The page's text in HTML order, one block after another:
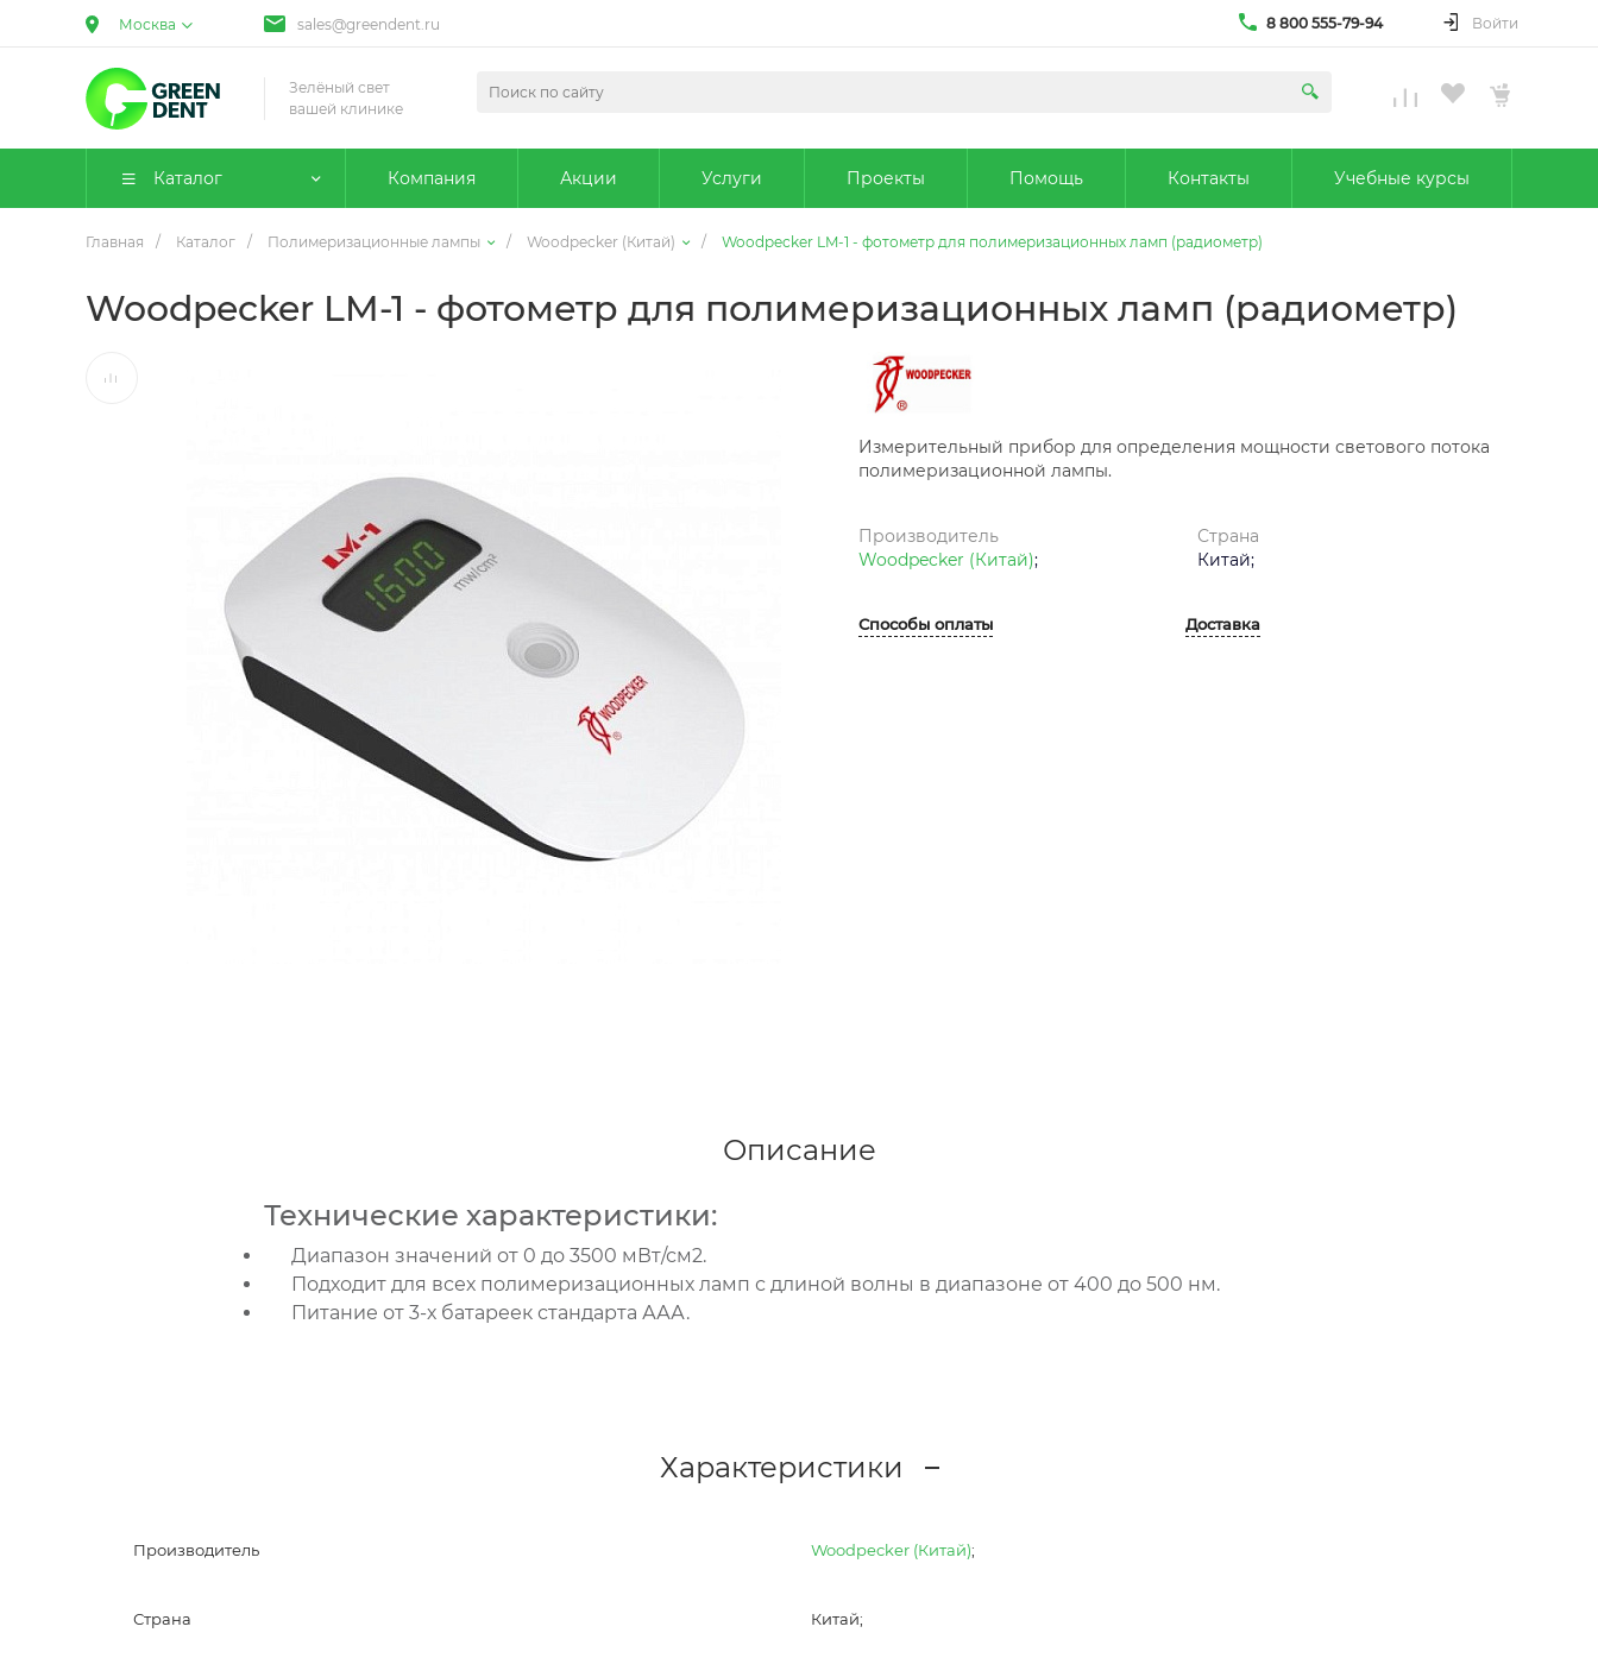
Москва sales@greendent.ru 8 800 555-79-94 Войти
Зелёный свет
вашей клинике
Каталог Компания Акции Услуги Проекты Помощь Контакты Учебные курсы
Главная / Каталог / Полимеризационные лампы / Woodpecker (Китай) / Woodpecker LM-1 - фотометр для полимеризационных ламп (радиометр)
Woodpecker LM-1 - фотометр для полимеризационных ламп (радиометр)
Измерительный прибор для определения мощности светового потока
полимеризационной лампы.
Производитель
Woodpecker (Китай);
Страна
Китай;
Способы оплаты Доставка
Описание
Технические характеристики:
Диапазон значений от 0 до 3500 мВт/см2.
Подходит для всех полимеризационных ламп с длиной волны в диапазоне от 400 до 500 нм.
Питание от 3-х батареек стандарта ААА.
Характеристики
Производитель Woodpecker (Китай);
Страна Китай;